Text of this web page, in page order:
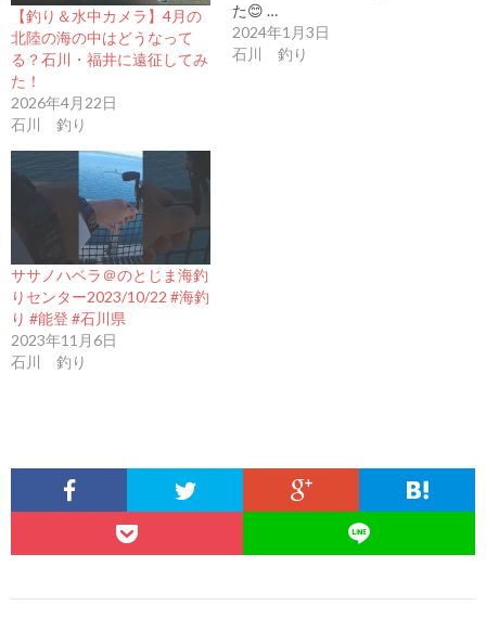
【釣り＆水中カメラ】4月の
北陸の海の中はどうなって
る？石川・福井に遠征してみ
た！
2026年4月22日
石川 釣り
た😊 …
2024年1月3日
石川 釣り
ササノハベラ＠のとじま海釣
りセンター2023/10/22 #海釣
り #能登 #石川県
2023年11月6日
石川 釣り